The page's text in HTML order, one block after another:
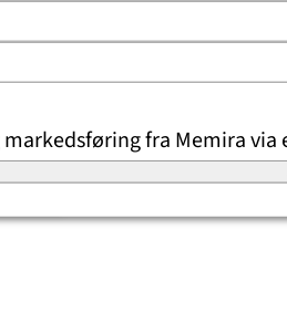
fra Memira